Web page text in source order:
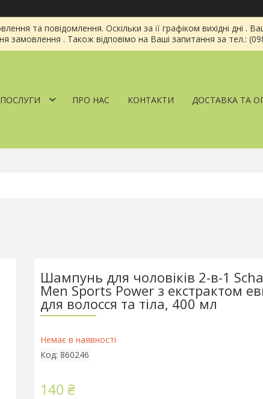
та повідомлення. Оскільки за її графіком вихідні дні
замовлення . Також відповімо на Ваші запитання за тел.:
ПРО НАС КОНТАКТИ ДОСТАВКА ТА
Шампунь для чоловіків 2-в-1
Men Sports Power з екстрактом
для волосся та тіла, 400 мл
Немає в наявності
Код: 860246
140 ₴